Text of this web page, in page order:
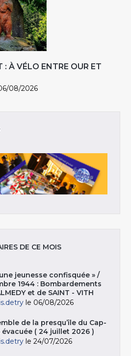
À VÉLO ENTRE OUR ET
08/2026
DE CE MOIS
jeunesse confisquée » /
1944 : Bombardements
et de SAINT - VITH
le 06/08/2026
de la presqu’île du Cap-
évacuée ( 24 juillet 2026 )
le 24/07/2026